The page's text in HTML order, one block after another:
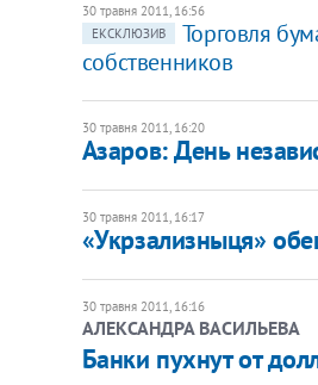
30 травня 2011, 16:56
ЕКСКЛЮЗИВ
​Торговля
собственников
30 травня 2011, 16:20
Азаров: День
30 травня 2011, 16:17
​«Укрзализныця»
30 травня 2011, 16:16
АЛЕКСАНДРА ВАСИЛЬЕВА
Банки пухнут от